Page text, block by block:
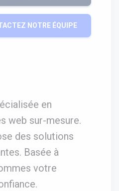
NOTRE ÉQUIPE
en
web sur-mesure.
des solutions
Basée à
votre